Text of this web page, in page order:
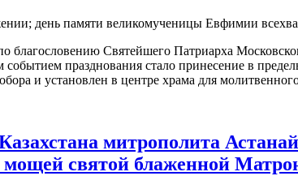
день памяти великомученицы Евфимии
Святейшего Патриарха
празднования стало принесение в
и установлен в центре храма для
митрополита
мощей святой блаженной